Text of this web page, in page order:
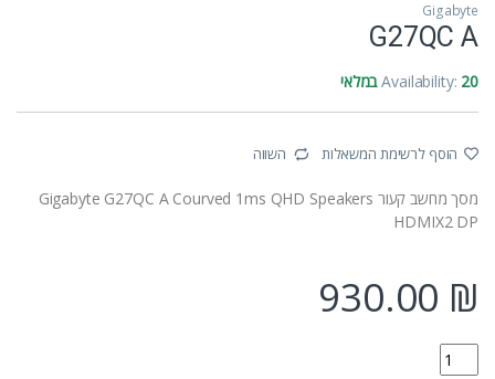
Gigabyte
G27QC A
Availability: 20 במלאי
הוסף לרשימת המשאלות השווה
מסך מחשב קעור Gigabyte G27QC A Courved 1ms QHD Speakers
HDMIX2 DP
930.00 ₪
G27QC A quantity